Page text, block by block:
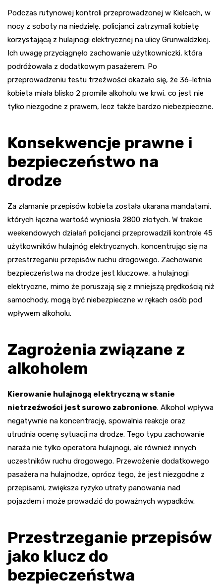
Podczas rutynowej kontroli przeprowadzonej w Kielcach, w
nocy z soboty na niedzielę, policjanci zatrzymali kobietę
korzystającą z hulajnogi elektrycznej na ulicy Grunwaldzkiej.
Ich uwagę przyciągnęło zachowanie użytkowniczki, która
podróżowała z dodatkowym pasażerem. Po
przeprowadzeniu testu trzeźwości okazało się, że 36-letnia
kobieta miała blisko 2 promile alkoholu we krwi, co jest nie
tylko niezgodne z prawem, lecz także bardzo niebezpieczne.
Konsekwencje prawne i
bezpieczeństwo na
drodze
Za złamanie przepisów kobieta została ukarana mandatami,
których łączna wartość wyniosła 2800 złotych. W trakcie
weekendowych działań policjanci przeprowadzili kontrole 45
użytkowników hulajnóg elektrycznych, koncentrując się na
przestrzeganiu przepisów ruchu drogowego. Zachowanie
bezpieczeństwa na drodze jest kluczowe, a hulajnogi
elektryczne, mimo że poruszają się z mniejszą prędkością niż
samochody, mogą być niebezpieczne w rękach osób pod
wpływem alkoholu.
Zagrożenia związane z
alkoholem
Kierowanie hulajnogą elektryczną w stanie
nietrzeźwości jest surowo zabronione. Alkohol wpływa
negatywnie na koncentrację, spowalnia reakcje oraz
utrudnia ocenę sytuacji na drodze. Tego typu zachowanie
naraża nie tylko operatora hulajnogi, ale również innych
uczestników ruchu drogowego. Przewożenie dodatkowego
pasażera na hulajnodze, oprócz tego, że jest niezgodne z
przepisami, zwiększa ryzyko utraty panowania nad
pojazdem i może prowadzić do poważnych wypadków.
Przestrzeganie przepisów
jako klucz do
bezpieczeństwa